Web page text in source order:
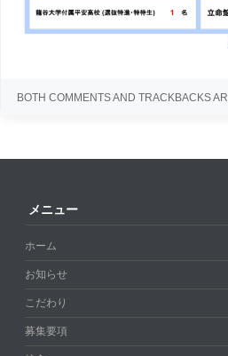
BOTH COMMENTS AND TRACKBACKS
メニュー
ホーム
お知らせ
こだわり
募集要項